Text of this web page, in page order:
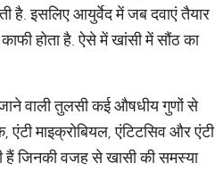
है. इसलिए आयुर्वेद में जब दवाएं तैयार
होता है. ऐसे में खांसी में सौंठ का
वाली तुलसी कई औषधीय गुणों से
एंटी माइक्रोबियल, एंटिटसिव और एंटी
हैं जिनकी वजह से खासी की समस्या